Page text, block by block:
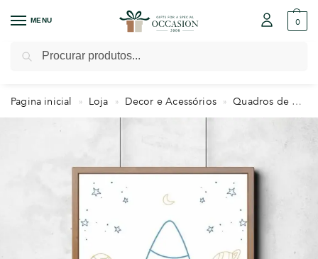
MENU 0
Pagina inicial » Loja » Decor e Acessórios » Quadros de Maternidade